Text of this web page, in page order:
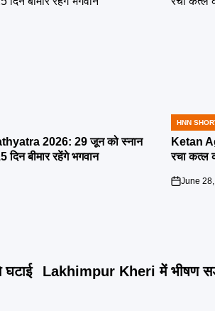
2026: 29 जून को स्नान
दिन बीमार रहेंगे भगवान
POSTED
IN
HNN
Ketan
रचा कत्ल
on
June
Lakhimpur Kheri में भीषण